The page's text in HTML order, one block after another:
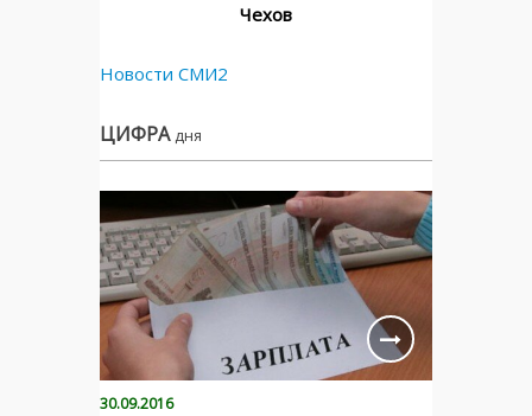
Чехов
Новости СМИ2
ЦИФРА дня
30.09.2016